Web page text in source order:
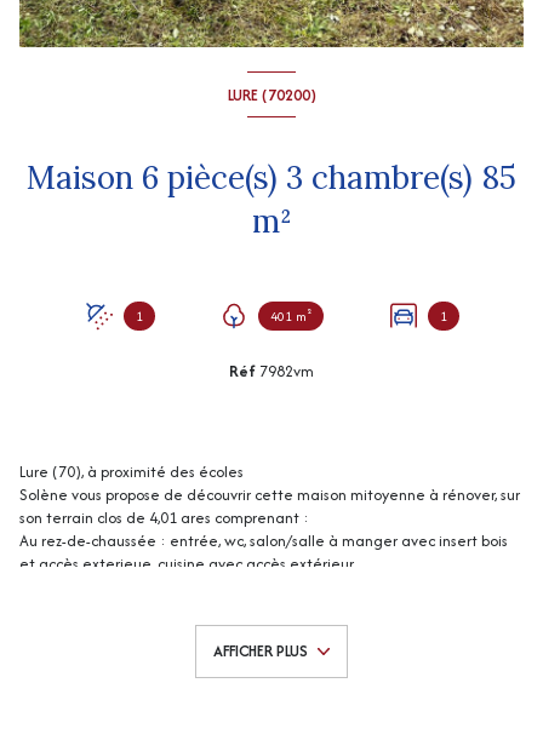
LURE (70200)
Maison 6 pièce(s) 3 chambre(s) 85
m²
1 401 m² 1
Réf 7982vm
Lure (70), à proximité des écoles
Solène vous propose de découvrir cette maison mitoyenne à rénover, sur
son terrain clos de 4,01 ares comprenant :
Au rez-de-chaussée : entrée, wc, salon/salle à manger avec insert bois
et accès exterieue, cuisine avec accès extérieur.
Chauffage : électrique + cheminée insert bois.
“Les informations sur les risques auxquels ce bien est exposé sont
AFFICHER PLUS